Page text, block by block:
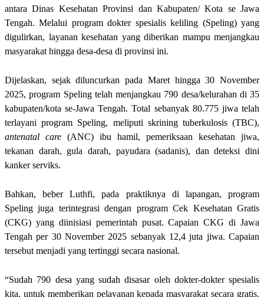
antara Dinas Kesehatan Provinsi dan Kabupaten/ Kota se Jawa
Tengah. Melalui program dokter spesialis keliling (Speling) yang
digulirkan, layanan kesehatan yang diberikan mampu menjangkau
masyarakat hingga desa-desa di provinsi ini.
Dijelaskan, sejak diluncurkan pada Maret hingga 30 November
2025, program Speling telah menjangkau 790 desa/kelurahan di 35
kabupaten/kota se-Jawa Tengah. Total sebanyak 80.775 jiwa telah
terlayani program Speling, meliputi skrining tuberkulosis (TBC),
antenatal care (ANC) ibu hamil, pemeriksaan kesehatan jiwa,
tekanan darah, gula darah, payudara (sadanis), dan deteksi dini
kanker serviks.
Bahkan, beber Luthfi, pada praktiknya di lapangan, program
Speling juga terintegrasi dengan program Cek Kesehatan Gratis
(CKG) yang diinisiasi pemerintah pusat. Capaian CKG di Jawa
Tengah per 30 November 2025 sebanyak 12,4 juta jiwa. Capaian
tersebut menjadi yang tertinggi secara nasional.
“Sudah 790 desa yang sudah disasar oleh dokter-dokter spesialis
kita, untuk memberikan pelayanan kepada masyarakat secara gratis.